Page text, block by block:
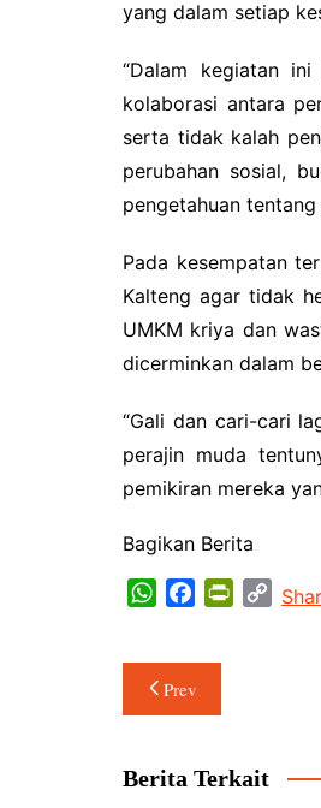
yang dalam setiap
“Dalam kegiatan ini
kolaborasi antara
serta tidak kalah
perubahan sosial,
pengetahuan
Pada kesempatan
Kalteng agar tidak
UMKM kriya dan
dicerminkan dalam
“Gali dan cari-cari
perajin muda
pemikiran mereka
Bagikan Berita
W
t
p
p
o
k
r
i
C
Navigasi
pos
Prev
Berita Terkait